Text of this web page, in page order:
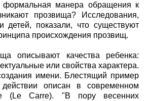
формальная манера обращения к
прозвища? Исследования,
детей, показали, что существуют
происхождения прозвищ.
описывают качества ребенка:
или свойства характера.
имени. Блестящий пример
описан в современном
(Le Carre). "В пору весенних